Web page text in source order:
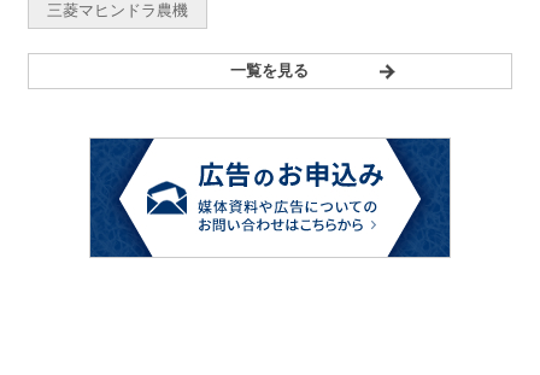
三菱マヒンドラ農機
一覧を見る